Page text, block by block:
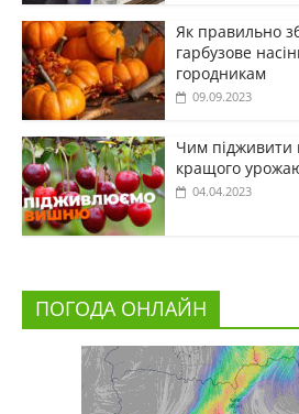
Як правильно
гарбузове
городникам
09.09.2023
Чим
кращого
04.04.2023
ПОГОДА ОНЛАЙН